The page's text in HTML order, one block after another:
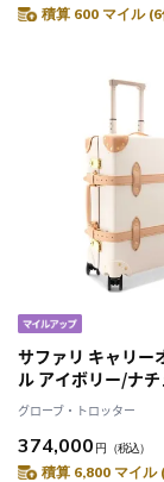
積算 600 マイル (6
サファリ キャリー
ル アイボリー/ナ
ツケース
グローブ・トロッター
374,000 円 （税込）
積算 6,800 マイル